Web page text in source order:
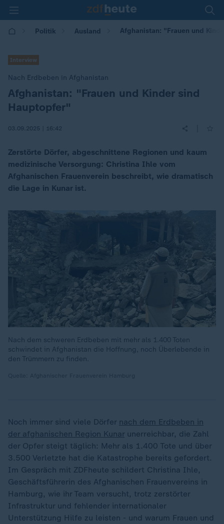
Politik Ausland Afghanistan: "Frauen und
Interview
Nach Erdbeben in Afghanistan
:
Afghanistan: "Frauen und Kinder sind
Hauptopfer"
03.09.2025 | 16:42
Zerstörte Dörfer, abgeschnittene Regionen und kaum
medizinische Versorgung: Christina Ihle vom
Afghanischen Frauenverein beschreibt, wie dramatisch
die Lage in Kunar ist.
Nach dem schweren Erdbeben mit mehr als 1.400 Toten
schwindet in Afghanistan die Hoffnung, noch Überlebende in
den Trümmern zu finden.
Noch immer sind viele Dörfer nach dem Erdbeben in
der afghanischen Region Kunar unerreichbar, die Zahl
der Opfer steigt täglich: Mehr als 1.400 Tote und über
3.500 Verletzte hat die Katastrophe bereits gefordert.
Im Gespräch mit ZDFheute schildert Christina Ihle,
Geschäftsführerin des Afghanischen Frauenvereins in
Hamburg, wie ihr Team versucht, trotz zerstörter
Infrastruktur und fehlender internationaler
Unterstützung Hilfe zu leisten - und warum Frauen und